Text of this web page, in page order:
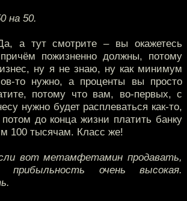
на 50.
а тут смотрите – вы окажетесь
пожизненно должны, потому
ну я не знаю, ну как минимум
то нужно, а проценты вы просто
потому что вам, во-первых, с
нужно будет расплеваться как-то,
до конца жизни платить банку
100 тысячам. Класс же!
вот метамфетамин продавать,
очень высокая.